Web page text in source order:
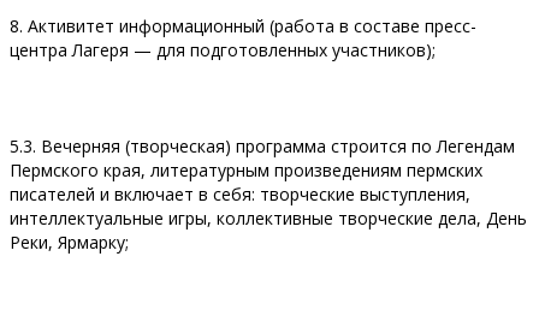
8. Активитет информационный (работа в составе пресс-
центра Лагеря — для подготовленных участников);
5.3. Вечерняя (творческая) программа строится по Легендам
Пермского края, литературным произведениям пермских
писателей и включает в себя: творческие выступления,
интеллектуальные игры, коллективные творческие дела, День
Реки, Ярмарку;